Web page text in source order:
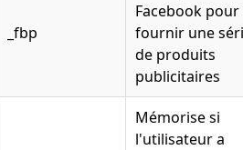
_fbp
Facebook pour
fournir une
de produits
publicitaires
Mémorise si
l'utilisateur a